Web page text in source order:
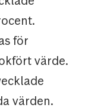
för
värde.
värden.